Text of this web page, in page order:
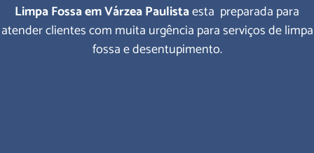
Limpa Fossa em Várzea Paulistaesta preparada para
atender clientes com muita urgência para serviços de limpa
fossa e desentupimento.